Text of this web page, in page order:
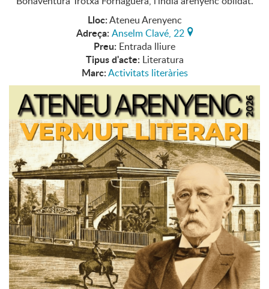
Lloc:Ateneu Arenyenc
Adreça: Anselm Clavé, 22
Preu: Entrada lliure
Tipus d'acte: Literatura
Marc:Activitats literàries